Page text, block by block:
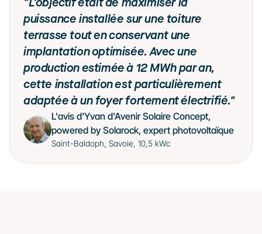
"L'objectif était de maximiser la
puissance installée sur une toiture
terrasse tout en conservant une
implantation optimisée. Avec une
production estimée à 12 MWh par an,
cette installation est particulièrement
adaptée à un foyer fortement électrifié."
L'avis d'Yvan d'Avenir Solaire Concept,
powered by Solarock, expert photovoltaïque
Saint-Baldoph, Savoie, 10,5 kWc